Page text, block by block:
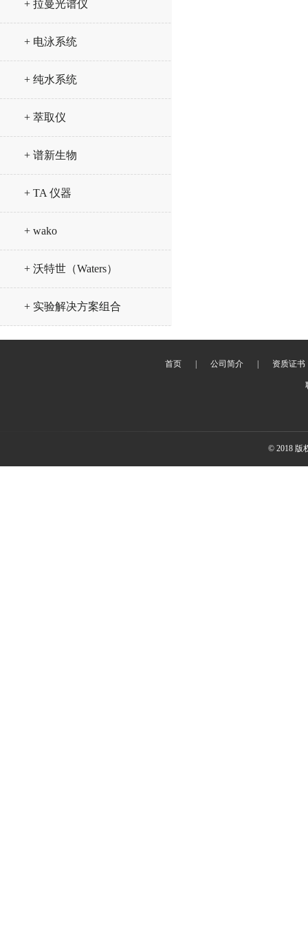
+ 拉曼光谱仪
+ 电泳系统
+ 纯水系统
+ 萃取仪
+ 谱新生物
+ TA 仪器
+ wako
+ 沃特世（Waters）
+ 实验解决方案组合
首页 公司简介 资质证书
© 2018 版